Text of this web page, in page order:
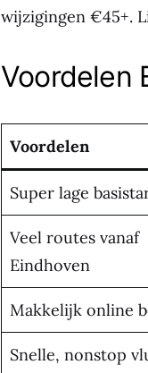
wijzigingen €45+.
Voordelen
Voordelen
Super lage
Veel routes vanaf
Eindhoven
Makkelijk online
Snelle, nonstop